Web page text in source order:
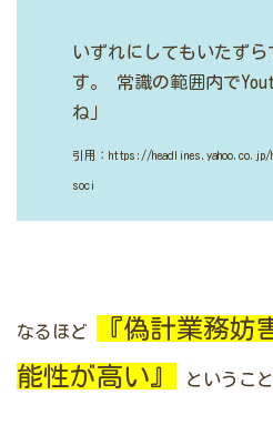
いずれにしてもいたず
す。
常識の範囲内で
ね」
引用：https://headlines.yahoo.co.jp/
soci
なるほど
『偽計業務妨
能性が高い』
というこ